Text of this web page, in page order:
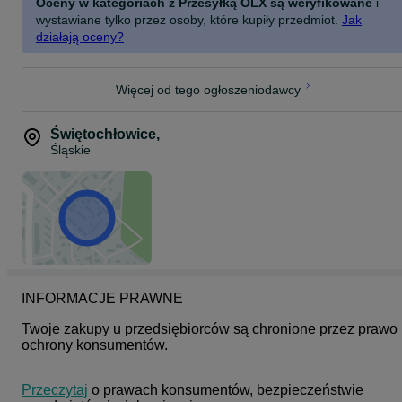
MEGANE III / IV
TWINGO III
ARKANA
DACIA:
DUSTER I / II
SANDERO II / III
LODGY
zakupem sugerujemy weryfikację według numeru VIN – w
wystawiane tylko przez osoby, które kupiły przedmiot. Jak
działają oceny?
Więcej od tego ogłoszeniodawcy
Świętochłowice,
Śląskie
INFORMACJE PRAWNE
Twoje zakupy u przedsiębiorców są chronione przez prawo
ochrony konsumentów.
Przeczytaj o prawach konsumentów, bezpieczeństwie